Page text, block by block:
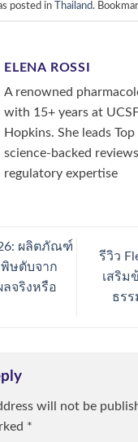
posted in Thailand.
ELENA ROSSI
A renowned
with 15+ years at
Hopkins. She leads
science-backed
regulatory expertise
ผลิตภัณฑ์
ษตับจาก
จริงหรือ
รีวิว
เสริม
ธร
will not be
*